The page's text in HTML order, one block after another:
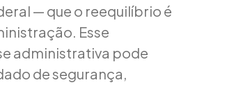
— que o reequilíbrio é
Esse
administrativa pode
de segurança,